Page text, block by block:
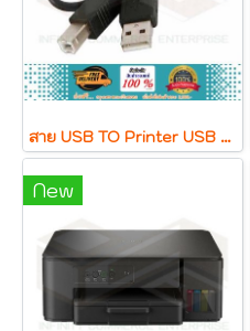
สาย USB TO Printer USB 2.0 สายปริ้นเตอร์
New